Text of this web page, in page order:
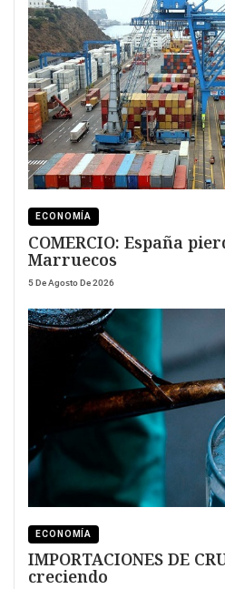
ECONOMÍA
COMERCIO: España
Marruecos
5 De Agosto De 2026
ECONOMÍA
IMPORTACIONES DE
creciendo